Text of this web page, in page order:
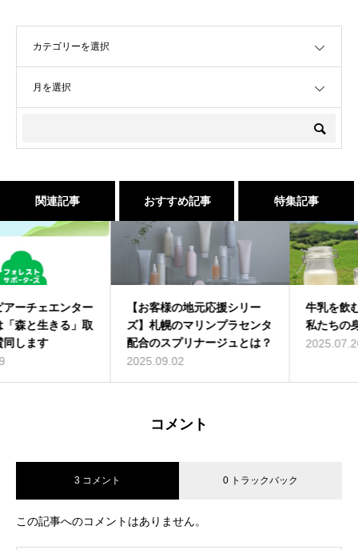
関連記事 おすすめ記事 特集記事
【お客様の地元応援シリー
ズ】札幌のマリンプラセンタ
配合のスプリナージュとは？
牛乳を飲むことがSDGsに？
私たちの身近な社会貢献
2025.07.26
コメント
3 コメント 0 トラックバック
この記事へのコメントはありません。